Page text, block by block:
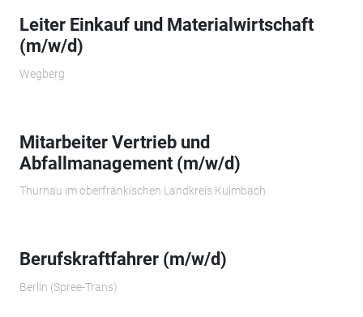
Leiter Einkauf und Materialwirtschaft
(m/w/d)
Wegberg
Mitarbeiter Vertrieb und
Abfallmanagement (m/w/d)
Thurnau im oberfränkischen Landkreis Kulmbach
Berufskraftfahrer (m/w/d)
Berlin (Spree-Trans)